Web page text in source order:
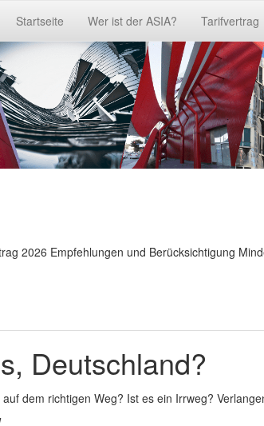
Startseite Wer ist der ASIA? Tarifvertrag
2026 Empfehlungen und Berücksichtigung
Deutschland?
auf dem richtigen Weg? Ist es ein Irrweg?